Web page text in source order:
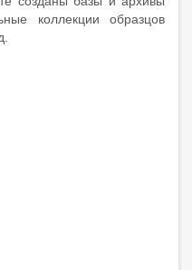
коллекции образцов